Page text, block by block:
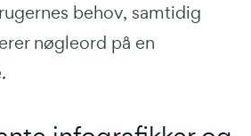
behov, samtidig
nøgleord på en